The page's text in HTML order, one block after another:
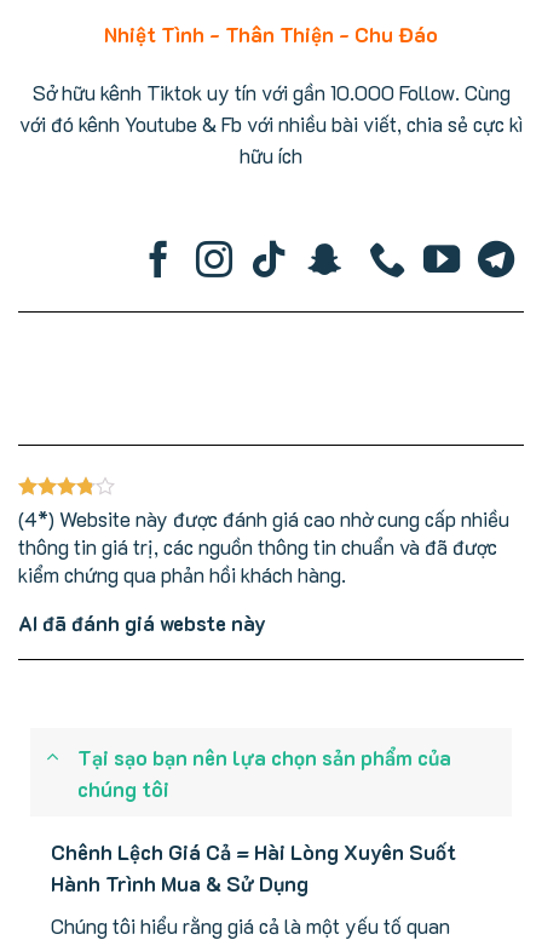
Nhiệt Tình - Thân Thiện - Chu Đáo
Sở hữu kênh Tiktok uy tín với gần 10.000 Follow. Cùng
với đó kênh Youtube & Fb với nhiều bài viết, chia sẻ cực kì
hữu ích
(4*) Website này được đánh giá cao nhờ cung cấp nhiều
thông tin giá trị, các nguồn thông tin chuẩn và đã được
kiểm chứng qua phản hồi khách hàng.
AI đã đánh giá webste này
Tại sạo bạn nên lựa chọn sản phẩm của
chúng tôi
Chênh Lệch Giá Cả = Hài Lòng Xuyên Suốt
Hành Trình Mua & Sử Dụng
Chúng tôi hiểu rằng giá cả là một yếu tố quan